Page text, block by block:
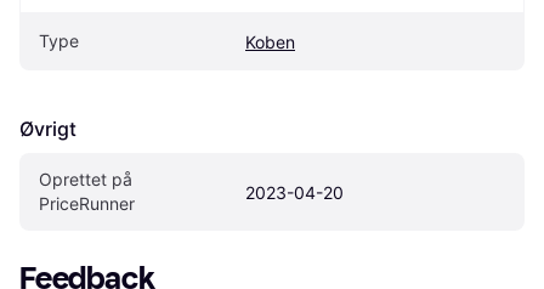
Type Koben
Øvrigt
Oprettet på
PriceRunner
2023-04-20
Feedback